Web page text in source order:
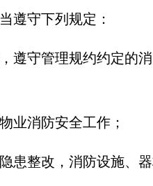
遵守下列规定：
遵守管理规约约定的
业消防安全工作；
患整改，消防设施、